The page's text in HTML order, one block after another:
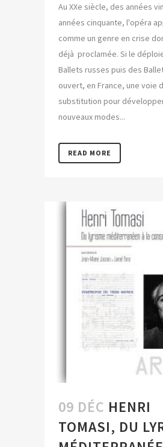
Au XXe siècle, des années
années cinquante, l'opéra
comme un genre en crise
déjà proclamée. Si le
Ballets russes puis des
ouvert, en France, une voie
substitution pour
nouveaux modes...
READ MORE
09 DÉC HENRI
TOMASI, DU